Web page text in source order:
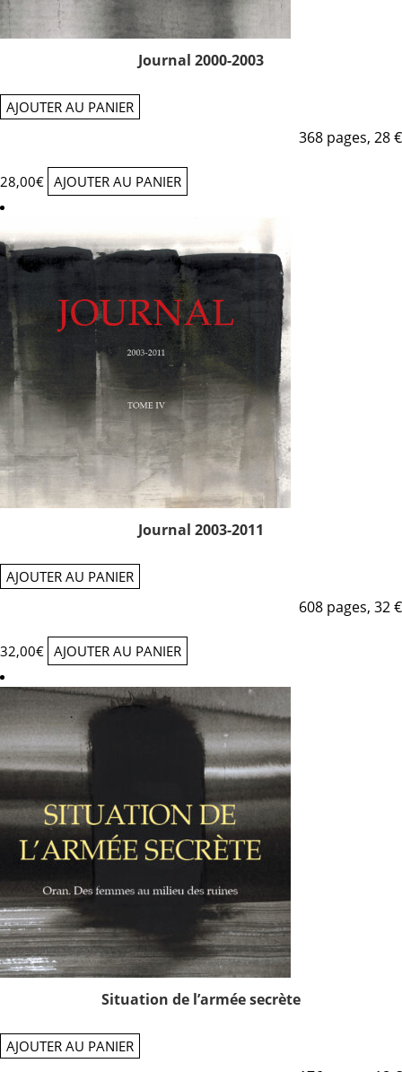
Journal 2000-2003
AJOUTER AU PANIER
368 pages, 28 €
28,00€ AJOUTER AU PANIER
Journal 2003-2011
AJOUTER AU PANIER
608 pages, 32 €
32,00€ AJOUTER AU PANIER
Situation de l’armée secrète
AJOUTER AU PANIER